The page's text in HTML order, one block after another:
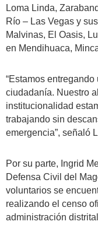
Loma Linda,
Río – Las Vegas y
Malvinas, El Oasis,
en Mendihuaca,
“Estamos
ciudadanía. Nuestro
institucionalidad
trabajando sin
emergencia”, señaló
Por su parte, Ingrid
Defensa Civil del
voluntarios se
realizando el censo
administración